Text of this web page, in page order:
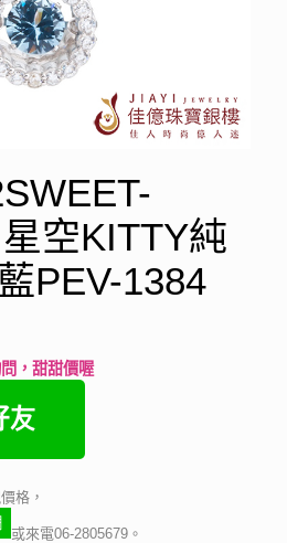
空KITTY純
PEV-1384
，甜甜價喔
格，
或來電06-2805679。